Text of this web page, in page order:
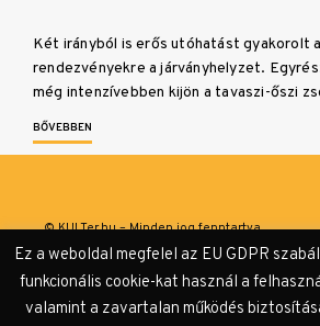
Két irányból is erős utóhatást gyakorolt
rendezvényekre a járványhelyzet.
még intenzívebben kijön a tavaszi-őszi
BŐVEBBEN
© KULTer.hu – Minden jog fenntartva
Adatvédelmi tájékoztató
Ez a weboldal megfelel az EU GDPR
funkcionális cookie-kat használ a
valamint a zavartalan működés